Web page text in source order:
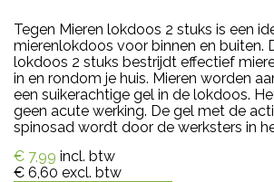
Tegen Mieren lokdoos 2 stuks is een
mierenlokdoos voor binnen en buiten.
lokdoos 2 stuks bestrijdt effectief
in en rondom je huis. Mieren worden
een suikerachtige gel in de lokdoos.
geen acute werking. De gel met de
spinosad wordt door de werksters in
€ 7,99 incl. btw
€ 6,60 excl. btw